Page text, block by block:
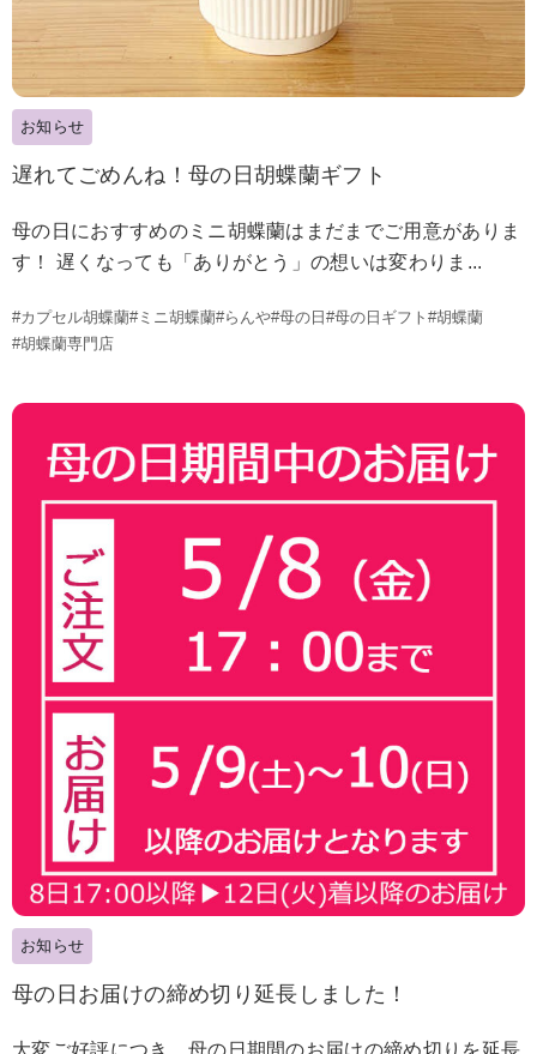
お知らせ
遅れてごめんね！母の日胡蝶蘭ギフト
母の日におすすめのミニ胡蝶蘭はまだまでご用意がありま
す！ 遅くなっても「ありがとう」の想いは変わりま...
#カプセル胡蝶蘭#ミニ胡蝶蘭#らんや#母の日 #母の日ギフト #胡蝶蘭
#胡蝶蘭専門店
お知らせ
母の日お届けの締め切り延長しました！
大変ご好評につき、母の日期間のお届けの締め切りを延長